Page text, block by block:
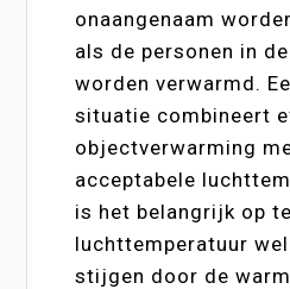
onaangenaam
als de personen in
worden verwarmd.
situatie combineert
objectverwarming
acceptabele
is het belangrijk op
luchttemperatuur
stijgen door de